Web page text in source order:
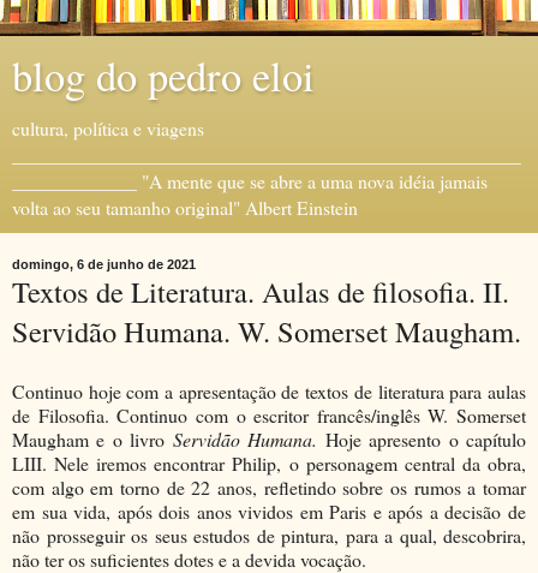
blog do pedro eloi
cultura, política e viagens
_____________ "A mente que se abre a uma nova idéia jamais
volta ao seu tamanho original" Albert Einstein
domingo, 6 de junho de 2021
Textos de Literatura. Aulas de filosofia. II.
Servidão Humana. W. Somerset Maugham.
Continuo hoje com a apresentação de textos de literatura para aulas
de Filosofia. Continuo com o escritor francês/inglês W. Somerset
Maugham e o livro Servidão Humana. Hoje apresento o capítulo
LIII. Nele iremos encontrar Philip, o personagem central da obra,
com algo em torno de 22 anos, refletindo sobre os rumos a tomar
em sua vida, após dois anos vividos em Paris e após a decisão de
não prosseguir os seus estudos de pintura, para a qual, descobrira,
não ter os suficientes dotes e a devida vocação.